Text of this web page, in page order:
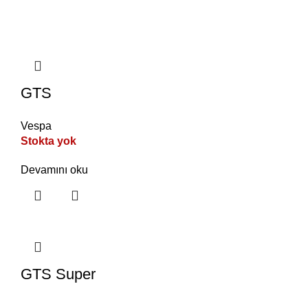
GTS
Vespa
Stokta yok
Devamını oku
GTS Super